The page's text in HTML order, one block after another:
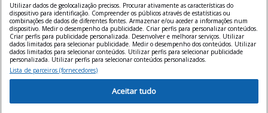
Tecnologi
a
Uncatego
rized
Vender
casa
Utilizar dados de geolocalização precisos. Procurar ativamente as características do
dispositivo para identificação. Compreender os públicos através de estatísticas ou
combinações de dados de diferentes fontes. Armazenar e/ou aceder a informações num
dispositivo. Medir o desempenho da publicidade. Criar perfis para personalizar conteúdos.
Criar perfis para publicidade personalizada. Desenvolver e melhorar serviços. Utilizar
dados limitados para selecionar publicidade. Medir o desempenho dos conteúdos. Utilizar
dados limitados para selecionar conteúdos. Utilizar perfis para selecionar publicidade
personalizada. Utilizar perfis para selecionar conteúdos personalizados.
Lista de parceiros (fornecedores)
Aceitar tudo